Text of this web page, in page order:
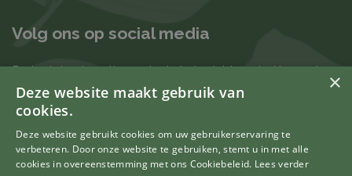
Volg ons op social media
De laatste nieuwtjes en leukste berichten vind je op de
de volgende kanalen:
Uw mening telt
×
Deze website maakt gebruik van
cookies.
Deze website gebruikt cookies om uw gebruikerservaring te
verbeteren. Door onze website te gebruiken, stemt u in met alle
cookies in overeenstemming met ons Cookiebeleid. Lees verder